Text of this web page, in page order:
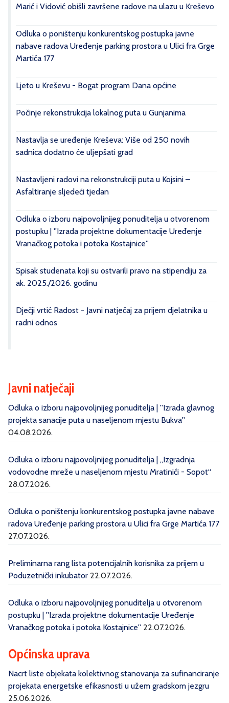
Marić i Vidović obišli završene radove na ulazu u Kreševo
Odluka o poništenju konkurentskog postupka javne
nabave radova Uređenje parking prostora u Ulici fra Grge
Martića 177
Ljeto u Kreševu - Bogat program Dana općine
Počinje rekonstrukcija lokalnog puta u Gunjanima
Nastavlja se uređenje Kreševa: Više od 250 novih
sadnica dodatno će uljepšati grad
Nastavljeni radovi na rekonstrukciji puta u Kojsini –
Asfaltiranje sljedeći tjedan
Odluka o izboru najpovoljnijeg ponuditelja u otvorenom
postupku | ''Izrada projektne dokumentacije Uređenje
Vranačkog potoka i potoka Kostajnice''
Spisak studenata koji su ostvarili pravo na stipendiju za
ak. 2025./2026. godinu
Dječji vrtić Radost - Javni natječaj za prijem djelatnika u
radni odnos
Javni natječaji
Odluka o izboru najpovoljnijeg ponuditelja | ''Izrada glavnog
projekta sanacije puta u naseljenom mjestu Bukva''
04.08.2026.
Odluka o izboru najpovoljnijeg ponuditelja | „Izgradnja
vodovodne mreže u naseljenom mjestu Mratinići - Sopot“
28.07.2026.
Odluka o poništenju konkurentskog postupka javne nabave
radova Uređenje parking prostora u Ulici fra Grge Martića 177
27.07.2026.
Preliminarna rang lista potencijalnih korisnika za prijem u
Poduzetnički inkubator 22.07.2026.
Odluka o izboru najpovoljnijeg ponuditelja u otvorenom
postupku | ''Izrada projektne dokumentacije Uređenje
Vranačkog potoka i potoka Kostajnice'' 22.07.2026.
Općinska uprava
Nacrt liste objekata kolektivnog stanovanja za sufinanciranje
projekata energetske efikasnosti u užem gradskom jezgru
25.06.2026.